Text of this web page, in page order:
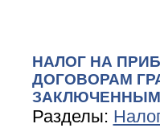
НАЛОГ НА
ДОГОВОРАМ
Разделы: